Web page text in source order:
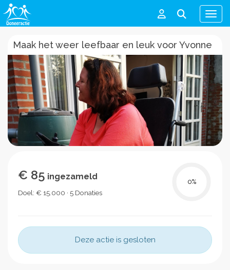
Menu
Maak het weer leefbaar en leuk voor Yvonne
€ 85 ingezameld
Doel: € 15.000 · 5 Donaties
0%
Deze actie is gesloten